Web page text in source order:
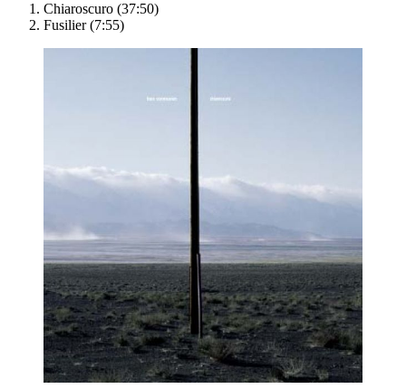
Chiaroscuro (37:50)
Fusilier (7:55)